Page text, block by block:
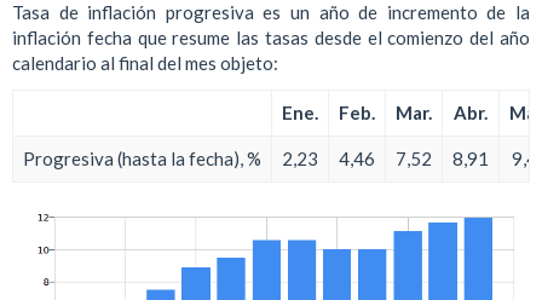
Tasa de inflación progresiva es un año de incremento de la
inflación fecha que resume las tasas desde el comienzo del año
calendario al final del mes objeto:
Ene. Feb. Mar. Abr.
Progresiva (hasta la fecha), % 2,23 4,46 7,52 8,91